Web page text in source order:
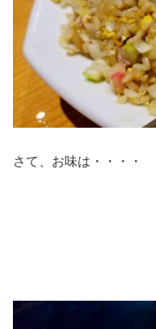
さて、お味は・・・・